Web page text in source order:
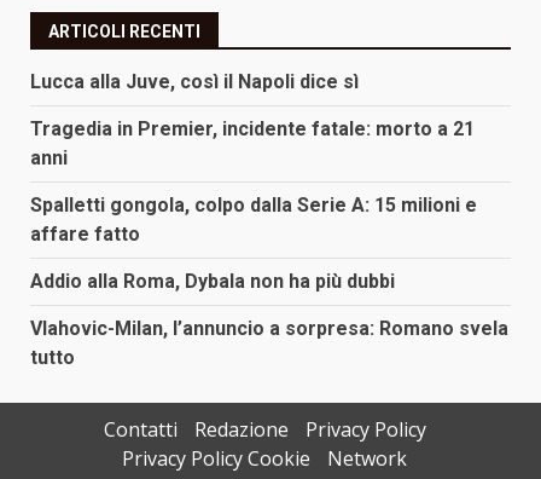
ARTICOLI RECENTI
Lucca alla Juve, così il Napoli dice sì
Tragedia in Premier, incidente fatale: morto a 21
anni
Spalletti gongola, colpo dalla Serie A: 15 milioni e
affare fatto
Addio alla Roma, Dybala non ha più dubbi
Vlahovic-Milan, l’annuncio a sorpresa: Romano svela
tutto
Contatti Redazione
Privacy Policy
Privacy Policy Cookie
Network